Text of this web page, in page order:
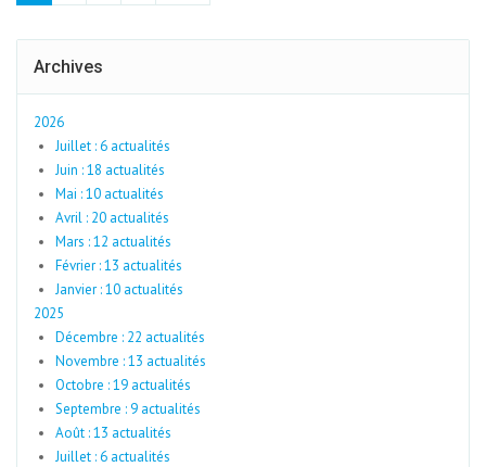
Archives
2026
Juillet : 6 actualités
Juin : 18 actualités
Mai : 10 actualités
Avril : 20 actualités
Mars : 12 actualités
Février : 13 actualités
Janvier : 10 actualités
2025
Décembre : 22 actualités
Novembre : 13 actualités
Octobre : 19 actualités
Septembre : 9 actualités
Août : 13 actualités
Juillet : 6 actualités